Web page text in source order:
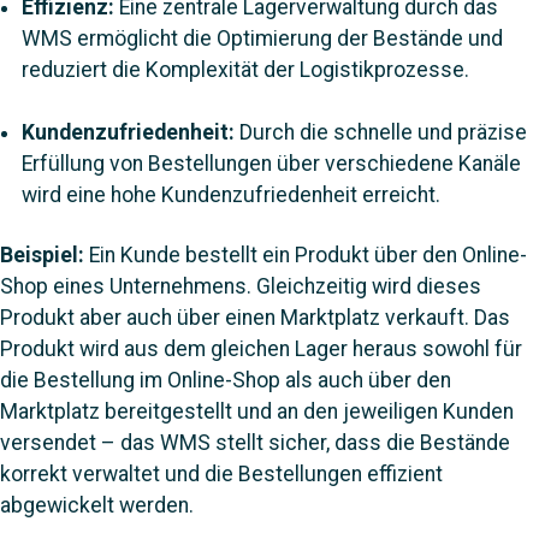
Effizienz: Eine zentrale Lagerverwaltung durch das
WMS ermöglicht die Optimierung der Bestände und
reduziert die Komplexität der Logistikprozesse.
Kundenzufriedenheit: Durch die schnelle und präzise
Erfüllung von Bestellungen über verschiedene Kanäle
wird eine hohe Kundenzufriedenheit erreicht.
Beispiel: Ein Kunde bestellt ein Produkt über den Online-
Shop eines Unternehmens. Gleichzeitig wird dieses
Produkt aber auch über einen Marktplatz verkauft. Das
Produkt wird aus dem gleichen Lager heraus sowohl für
die Bestellung im Online-Shop als auch über den
Marktplatz bereitgestellt und an den jeweiligen Kunden
versendet – das WMS stellt sicher, dass die Bestände
korrekt verwaltet und die Bestellungen effizient
abgewickelt werden.